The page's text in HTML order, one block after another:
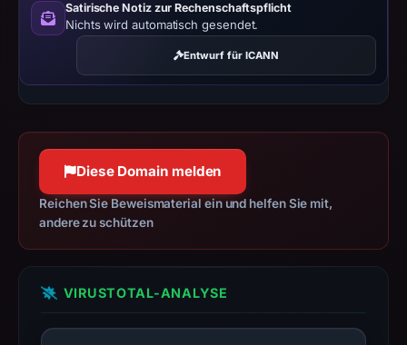
registrar
Gname.com
Pte.
Ltd.,
IP
38.175.195.128,
registration
date
Apple.
Satirische Notiz zur Rechenschaftspflicht
Nichts wird automatisch gesendet.
Entwurf für ICANN
Diese Domain melden
Reichen Sie Beweismaterial ein und helfen Sie mit,
andere zu schützen
VIRUSTOTAL-ANALYSE